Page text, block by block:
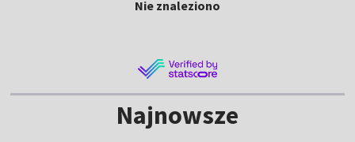
Nie znaleziono
Najnowsze